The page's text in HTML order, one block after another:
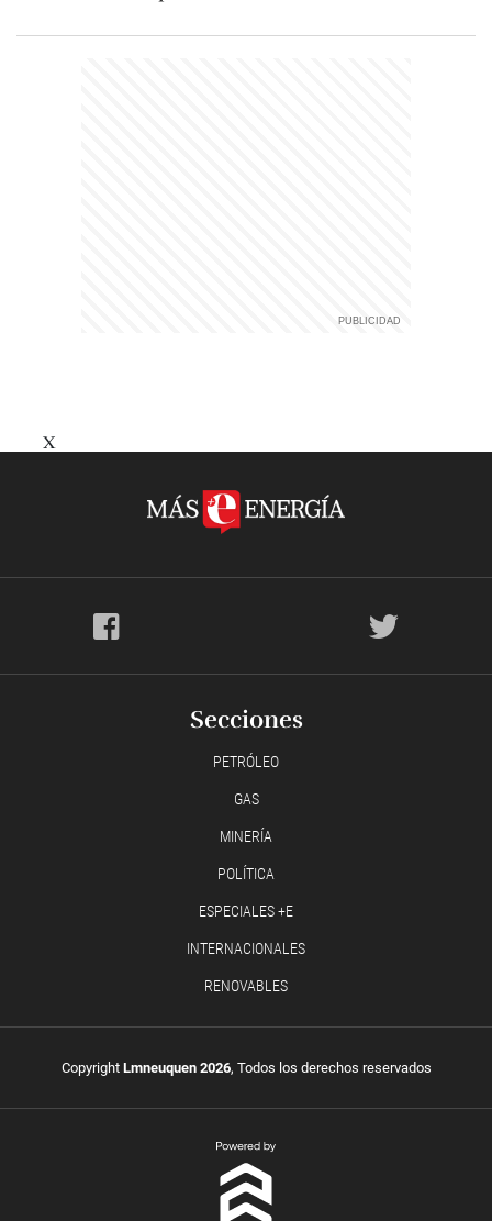
X
Secciones
PETRÓLEO
GAS
MINERÍA
POLÍTICA
ESPECIALES +E
INTERNACIONALES
RENOVABLES
Copyright Lmneuquen 2026, Todos los derechos reservados